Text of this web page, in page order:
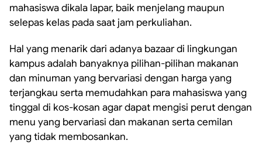
mahasiswa dikala lapar, baik menjelang maupun
selepas kelas pada saat jam perkuliahan.
Hal yang menarik dari adanya bazaar di lingkungan
kampus adalah banyaknya pilihan-pilihan makanan
dan minuman yang bervariasi dengan harga yang
terjangkau serta memudahkan para mahasiswa yang
tinggal di kos-kosan agar dapat mengisi perut dengan
menu yang bervariasi dan makanan serta cemilan
yang tidak membosankan.